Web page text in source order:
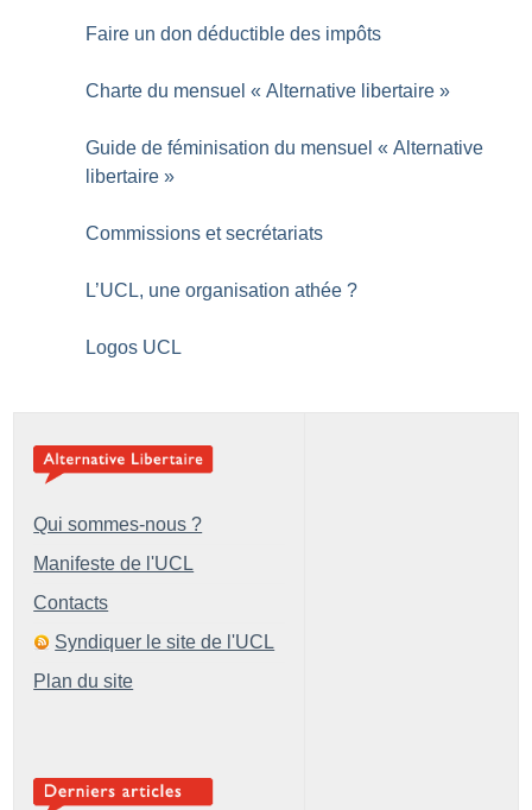
Faire un don déductible des impôts
Charte du mensuel « Alternative libertaire »
Guide de féminisation du mensuel « Alternative
libertaire »
Commissions et secrétariats
L’UCL, une organisation athée ?
Logos UCL
Qui sommes-nous ?
Manifeste de l'UCL
Contacts
Syndiquer le site de l'UCL
Plan du site